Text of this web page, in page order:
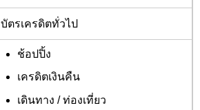
บัตรเครดิตทั่วไป
ช้อปปิ้ง
เครดิตเงินคืน
เดินทาง / ท่องเที่ยว